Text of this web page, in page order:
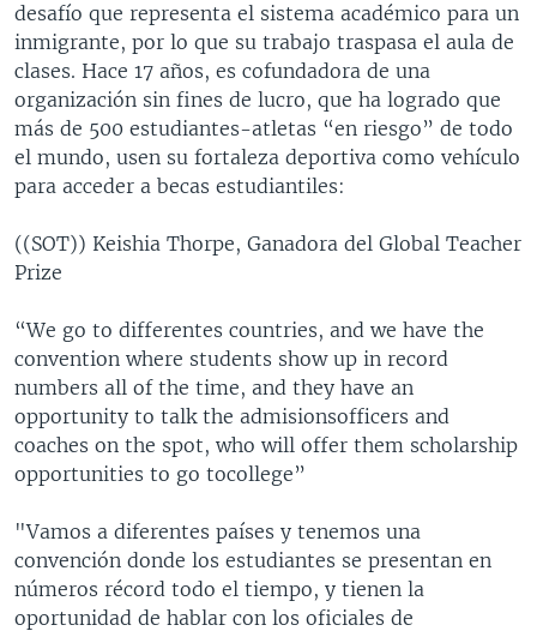
desafío que representa el sistema académico para un
inmigrante, por lo que su trabajo traspasa el aula de
clases. Hace 17 años, es cofundadora de una
organización sin fines de lucro, que ha logrado que
más de 500 estudiantes-atletas “en riesgo” de todo
el mundo, usen su fortaleza deportiva como vehículo
para acceder a becas estudiantiles:
((SOT)) Keishia Thorpe, Ganadora del Global Teacher
Prize
“We go to differentes countries, and we have the
convention where students show up in record
numbers all of the time, and they have an
opportunity to talk the admisionsofficers and
coaches on the spot, who will offer them scholarship
opportunities to go tocollege”
"Vamos a diferentes países y tenemos una
convención donde los estudiantes se presentan en
números récord todo el tiempo, y tienen la
oportunidad de hablar con los oficiales de